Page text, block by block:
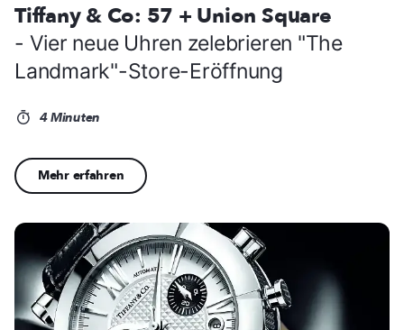
Tiffany & Co: 57 + Union Square
- Vier neue Uhren zelebrieren "The
Landmark"-Store-Eröffnung
4 Minuten
Mehr erfahren